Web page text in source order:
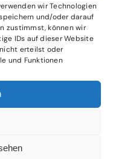
wir Technologien
und/oder darauf
zustimmst, können wir
IDs auf dieser Website
erteilst oder
und Funktionen
E-